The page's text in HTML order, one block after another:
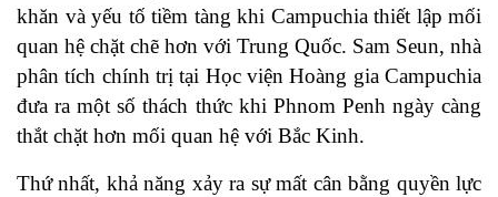
khăn và yếu tố tiềm tàng khi Campuchia thiết lập mối
quan hệ chặt chẽ hơn với Trung Quốc. Sam Seun, nhà
phân tích chính trị tại Học viện Hoàng gia Campuchia
đưa ra một số thách thức khi Phnom Penh ngày càng
thắt chặt hơn mối quan hệ với Bắc Kinh.
Thứ nhất, khả năng xảy ra sự mất cân bằng quyền lực